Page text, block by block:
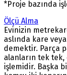
*Proje bazında
Ölçü Alma
Evinizin
aslında kare
demektir. Parça
alanların tek
işlemidir. Başka